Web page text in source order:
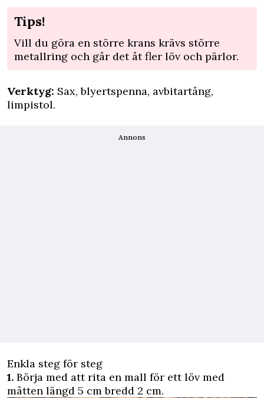
Tips!
Vill du göra en större krans krävs större
metallring och går det åt fler löv och pärlor.
Verktyg: Sax, blyertspenna, avbitartång,
limpistol.
Annons
Enkla steg för steg
1. Börja med att rita en mall för ett löv med
måtten längd 5 cm bredd 2 cm.